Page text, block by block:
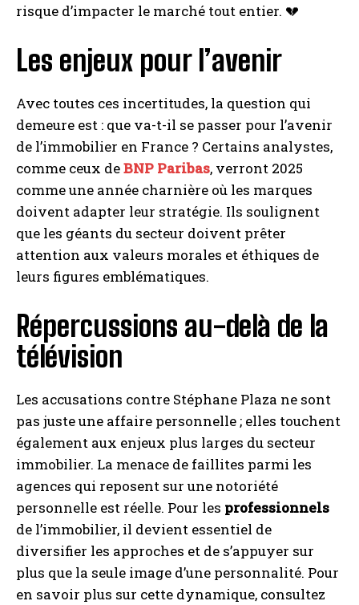
risque d’impacter le marché tout entier. 💔
Les enjeux pour l’avenir
Avec toutes ces incertitudes, la question qui
demeure est : que va-t-il se passer pour l’avenir
de l’immobilier en France ? Certains analystes,
comme ceux deBNP Paribas, verront 2025
comme une année charnière où les marques
doivent adapter leur stratégie. Ils soulignent
que les géants du secteur doivent prêter
attention aux valeurs morales et éthiques de
leurs figures emblématiques.
Répercussions au-delà de la
télévision
Les accusations contre Stéphane Plaza ne sont
pas juste une affaire personnelle ; elles touchent
également aux enjeux plus larges du secteur
immobilier. La menace de faillites parmi les
agences qui reposent sur une notoriété
personnelle est réelle. Pour les professionnels
de l’immobilier, il devient essentiel de
diversifier les approches et de s’appuyer sur
plus que la seule image d’une personnalité. Pour
en savoir plus sur cette dynamique, consultez